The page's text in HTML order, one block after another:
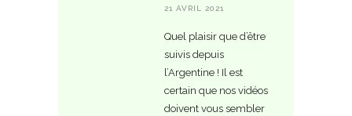
21 AVRIL 2021
Quel plaisir que d’être
suivis depuis
l’Argentine ! Il est
certain que nos vidéos
doivent vous sembler